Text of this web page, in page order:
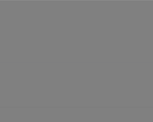
школьница точно не